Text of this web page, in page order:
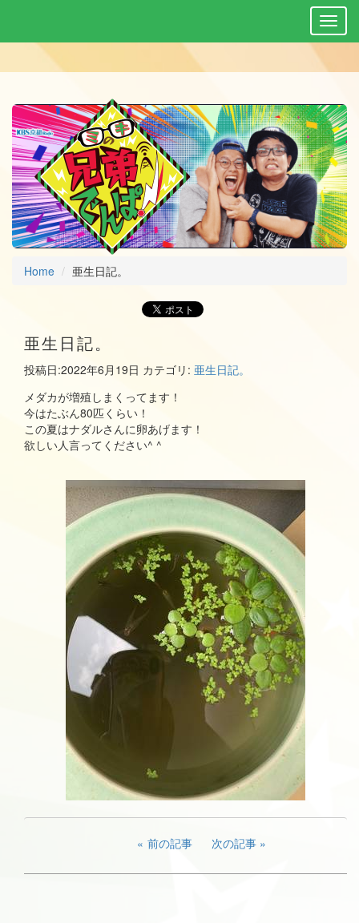
Home 亜生日記。
亜生日記。
投稿日:2022年6月19日 カテゴリ: 亜生日記。
メダカが増殖しまくってます！
今はたぶん80匹くらい！
この夏はナダルさんに卵あげます！
欲しい人言ってください^ ^
前の記事 次の記事